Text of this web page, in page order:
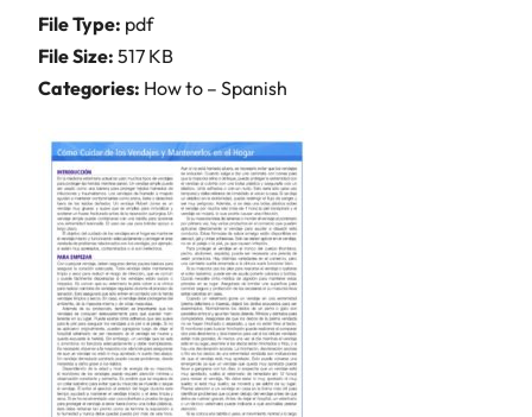
File Type: pdf
File Size: 517 KB
Categories: How to – Spanish